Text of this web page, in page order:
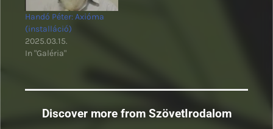
Handó Péter: Axióma
(installáció)
2025.03.15.
In "Galéria"
Discover more from SzövetIrodalom